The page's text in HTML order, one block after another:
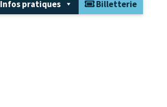
Infos pratiques Billetterie